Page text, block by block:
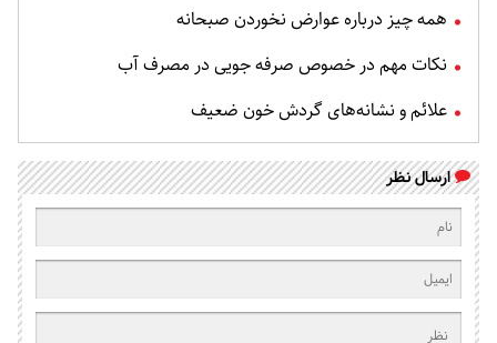
همه چیز درباره عوارض نخوردن صبحانه
نکات مهم در خصوص صرفه جویی در مصرف آب
علائم و نشانه‌های گردش خون ضعیف
ارسال نظر